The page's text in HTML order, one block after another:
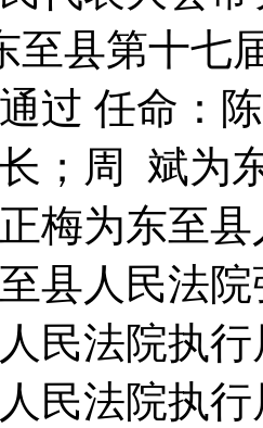
至县第十七
过 任命：
；周 斌为
梅为东至
县人民法
民法院执
民法院执